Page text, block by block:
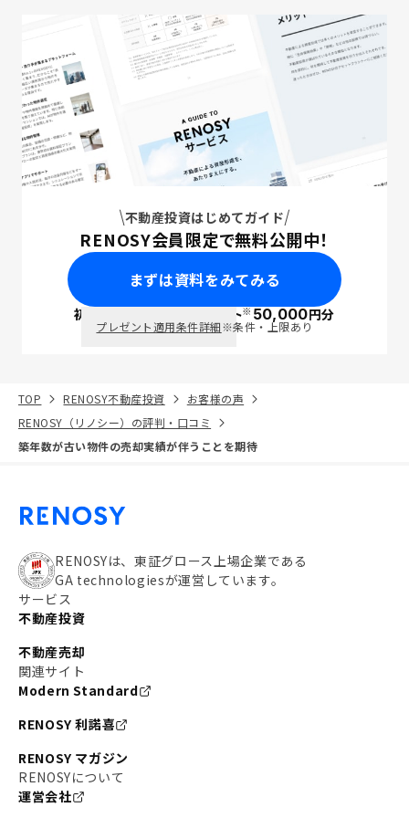
不動産投資はじめてガイド
RENOSY会員限定で無料公開中！
まずは資料をみてみる
初回面談で ポイント※50,000円分
プレゼント適用条件詳細※条件・上限あり
TOP RENOSY不動産投資
お客様の声
RENOSY（リノシー）の評判・口コミ
築年数が古い物件の売却実績が伴うことを期待
RENOSYは、東証グロース上場企業である
GA technologiesが運営しています。
サービス
不動産投資
不動産売却
関連サイト
Modern Standard
RENOSY 利諾喜
RENOSY マガジン
RENOSYについて
運営会社